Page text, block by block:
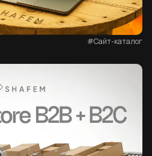
#Сайт-каталог